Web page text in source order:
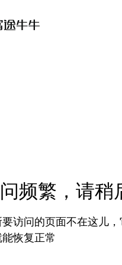
频繁，请稍
要访问的页面不在这儿
能恢复正常